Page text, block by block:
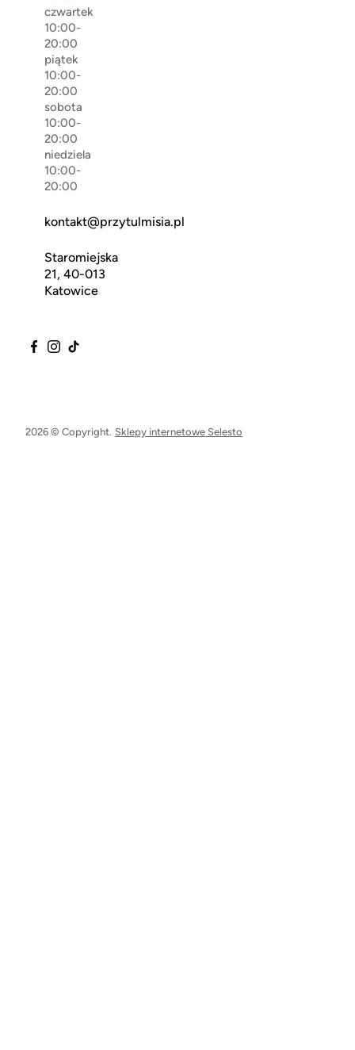
czwartek
10:00-
20:00
piątek
10:00-
20:00
sobota
10:00-
20:00
niedziela
10:00-
20:00
kontakt@przytulmisia.pl
Staromiejska
21, 40-013
Katowice
2026 © Copyright. Sklepy internetowe Selesto